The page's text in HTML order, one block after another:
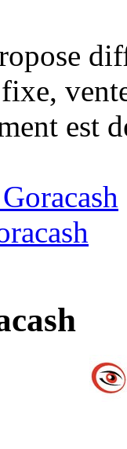
est